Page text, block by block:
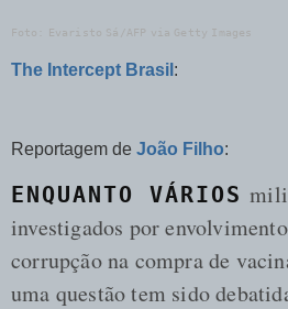
Foto: Evaristo Sá/AFP via Getty Images
The Intercept Brasil :
Reportagem de João Filho:
ENQUANTO VÁRIOS
investigados por
corrupção na compra de
uma questão tem sido